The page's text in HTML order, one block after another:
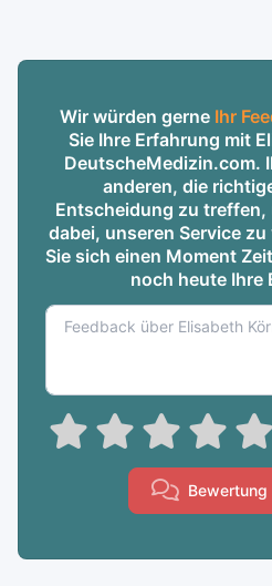
Wir würden gerne Ihr
Sie Ihre Erfahrung mit
DeutscheMedizin.com.
anderen, die
Entscheidung zu
dabei, unseren Service
Sie sich einen Moment
noch heute Ihre